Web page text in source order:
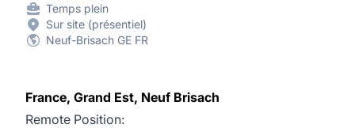
Temps plein
Sur site (présentiel)
Neuf-Brisach GE FR
France, Grand Est, Neuf Brisach
Remote Position: